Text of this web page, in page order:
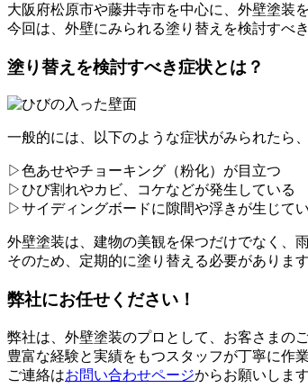
大阪府松原市や藤井寺市を中心に、外壁塗装
今回は、外壁にみられる塗り替えを検討すべ
塗り替えを検討すべき症状とは？
一般的には、以下のような症状がみられたら
▷色あせやチョーキング（粉化）が目立つ
▷ひび割れやカビ、コケなどが発生している
▷サイディングボードに隙間や浮きが生じて
外壁塗装は、建物の美観を保つだけでなく、
そのため、定期的に塗り替える必要があります
弊社にお任せください！
弊社は、外壁塗装のプロとして、お客さまの
豊富な経験と実績をもつスタッフが丁寧に作
ご連絡はお問い合わせページからお願いします